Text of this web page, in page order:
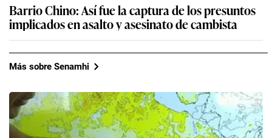
Barrio Chino: Así fue la captura de los presuntos
implicados en asalto y asesinato de cambista
Más sobre Senamhi